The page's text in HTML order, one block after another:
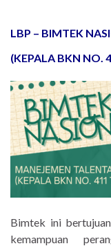
LBP – BIMTEK
(KEPALA BKN NO.
Bimtek ini
kemampuan